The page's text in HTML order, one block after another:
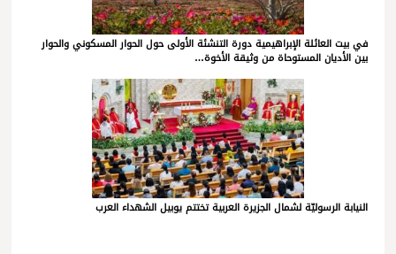
في بيت العائلة الإبراهيمية دورة التنشئة الأولى حول الحوار المسكوني والحوار
بين الأديان المستوحاة من وثيقة الأخوة…
النيابة الرسوليّة لشمال الجزيرة العربية تختتم يوبيل الشهداء العرب